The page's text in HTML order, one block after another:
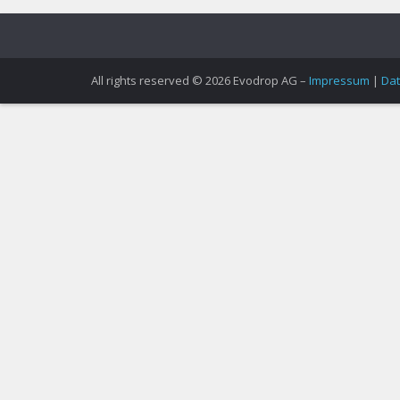
All rights reserved © 2026 Evodrop AG – Impressum |